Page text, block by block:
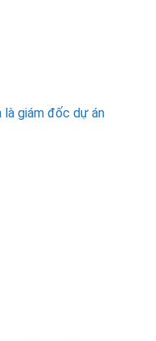
là giám đốc dự án